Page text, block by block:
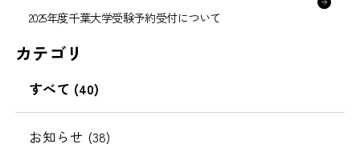
2025年度千葉大学受験予約受付について
カテゴリ
すべて (40)
お知らせ (38)